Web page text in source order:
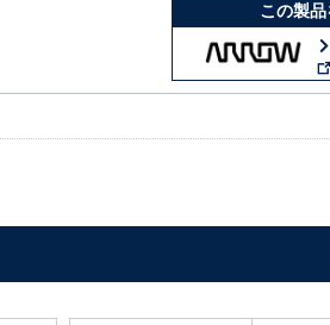
この製